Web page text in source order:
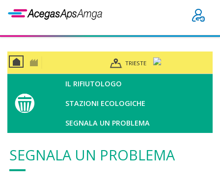
TRIESTE
IL RIFIUTOLOGO
STAZIONI ECOLOGICHE
SEGNALA UN PROBLEMA
SEGNALA UN PROBLEMA